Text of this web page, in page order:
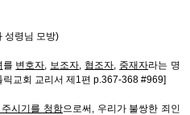
성령님 모방)
를 변호자, 보조자, 협조자, 중재자라는 명
교회 교리서 제1편 p.367-368 #969]
시기를 청함으로써, 우리가 불쌍한 죄인